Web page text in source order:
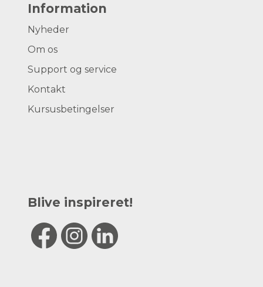
Information
Nyheder
Om os
Support og service
Kontakt
Kursusbetingelser
Blive inspireret!